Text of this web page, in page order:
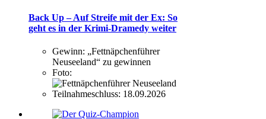
Back Up – Auf Streife mit der Ex: So
geht es in der Krimi-Dramedy weiter
Gewinn: „Fettnäpchenführer
Neuseeland“ zu gewinnen
Foto:
Teilnahmeschluss: 18.09.2026